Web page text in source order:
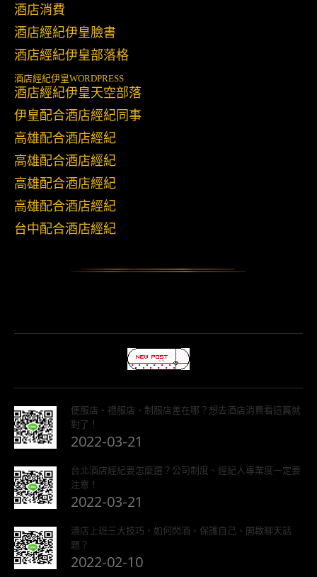
酒店消費
酒店經紀伊皇臉書
酒店經紀伊皇部落格
酒店經紀伊皇WORDPRESS
酒店經紀伊皇天空部落
伊皇配合酒店經紀同事
高雄配合酒店經紀
高雄配合酒店經紀
高雄配合酒店經紀
高雄配合酒店經紀
台中配合酒店經紀
便服店、禮服店、制服店差在哪？想去酒店消費看這篇就
對了！
2022-03-21
台北酒店經紀要怎麼選？公司制度、經紀人專業度一定要
注意！
2022-03-21
酒店上班三大技巧，如何閃酒、保護自己、開啟聊天話
題？
2022-02-10